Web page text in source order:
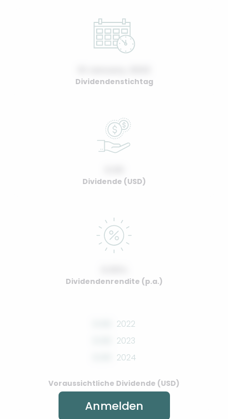
Dividendenstichtag
Dividende (USD)
Dividendenrendite (p.a.)
2022
2023
2024
Voraussichtliche Dividende (USD)
Anmelden